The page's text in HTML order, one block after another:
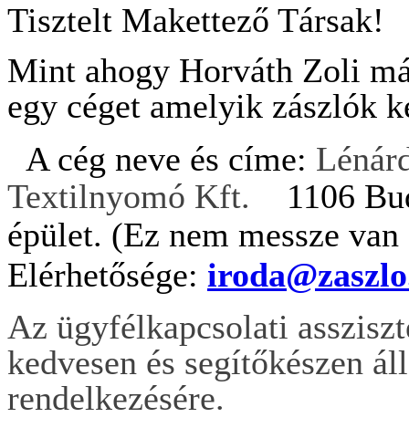
Tisztelt Makettező Társak!
Mint ahogy Horváth Zoli
egy céget amelyik zászlók
A cég neve és címe:
Textilnyomó Kft. 1106
épület. (Ez nem messze
Elérhetősége:
Az ügyfélkapcsolati
kedvesen és segítőkészen
rendelkezésére.